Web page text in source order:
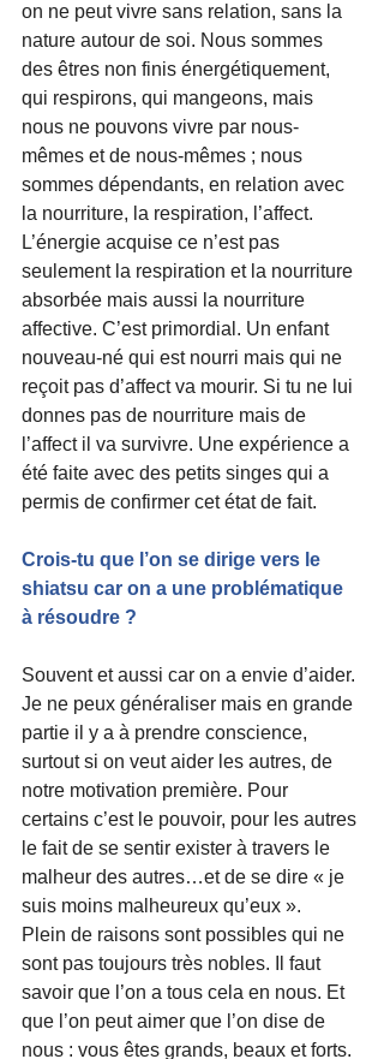
on ne peut vivre sans relation, sans la
nature autour de soi. Nous sommes
des êtres non finis énergétiquement,
qui respirons, qui mangeons, mais
nous ne pouvons vivre par nous-
mêmes et de nous-mêmes ; nous
sommes dépendants, en relation avec
la nourriture, la respiration, l’affect.
L’énergie acquise ce n’est pas
seulement la respiration et la nourriture
absorbée mais aussi la nourriture
affective. C’est primordial. Un enfant
nouveau-né qui est nourri mais qui ne
reçoit pas d’affect va mourir. Si tu ne lui
donnes pas de nourriture mais de
l’affect il va survivre. Une expérience a
été faite avec des petits singes qui a
permis de confirmer cet état de fait.
Crois-tu que l’on se dirige vers le
shiatsu car on a une problématique
à résoudre ?
Souvent et aussi car on a envie d’aider.
Je ne peux généraliser mais en grande
partie il y a à prendre conscience,
surtout si on veut aider les autres, de
notre motivation première. Pour
certains c’est le pouvoir, pour les autres
le fait de se sentir exister à travers le
malheur des autres…et de se dire « je
suis moins malheureux qu’eux ».
Plein de raisons sont possibles qui ne
sont pas toujours très nobles. Il faut
savoir que l’on a tous cela en nous. Et
que l’on peut aimer que l’on dise de
nous : vous êtes grands, beaux et forts.